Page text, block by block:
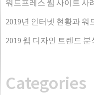
워드프레스 웹 사이트 사
2019년 인터넷 현황과 워
2019 웹 디자인 트렌드
Categories